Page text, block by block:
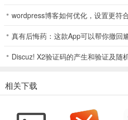
6、取色器
可以供用户拾取电脑屏幕内任意处的
板」供用户直接使用；
可以帮助用户添加数据系列的标签，
也可以设定饼图与圆环图的数据标签
wordpress博客如何优化，设置更符
真有后悔药：这款App可以帮你撤回
Discuz! X2验证码的产生和验证及随
相关下载